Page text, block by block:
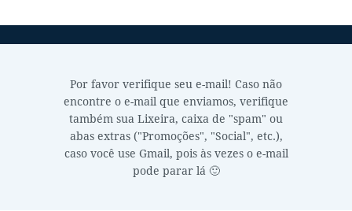
Por favor verifique seu e-mail! Caso não
encontre o e-mail que enviamos, verifique
também sua Lixeira, caixa de "spam" ou
abas extras ("Promoções", "Social", etc.),
caso você use Gmail, pois às vezes o e-mail
pode parar lá 🙂